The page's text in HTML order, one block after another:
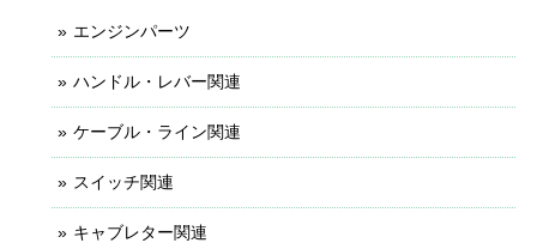
エンジンパーツ
ハンドル・レバー関連
ケーブル・ライン関連
スイッチ関連
キャブレター関連